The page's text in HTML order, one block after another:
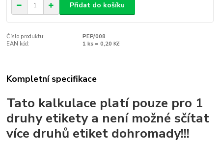
Přidat do košíku
Číslo produktu:
PEP/008
EAN kód:
1 ks = 0,20 Kč
Kompletní specifikace
Tato kalkulace platí pouze pro 1
druhy etikety a není možné sčítat
více druhů etiket dohromady!!!